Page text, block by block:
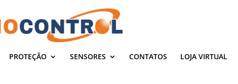
PROTEÇÃO SENSORES CONTATOS LOJA VIRTUAL